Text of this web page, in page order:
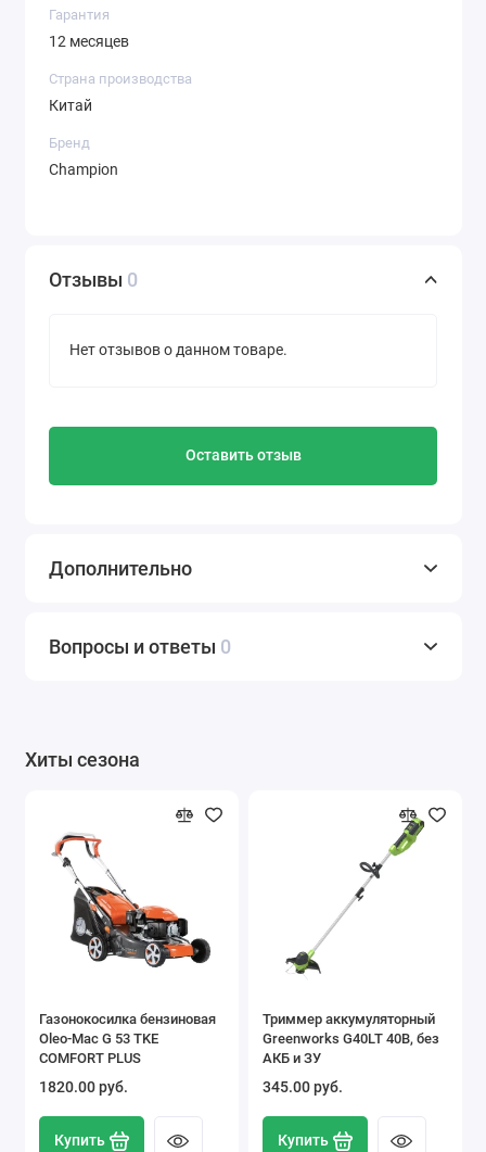
Гарантия
12 месяцев
Страна производства
Китай
Бренд
Champion
Отзывы 0
Нет отзывов о данном товаре.
Оставить отзыв
Вопросы и ответы 0
Дополнительно
Хиты сезона
Газонокосилка бензиновая
Oleo-Mac G 53 TKE
COMFORT PLUS
1820.00 pуб.
Купить
Триммер аккумуляторный
Greenworks G40LT 40В, без
АКБ и ЗУ
345.00 pуб.
Купить